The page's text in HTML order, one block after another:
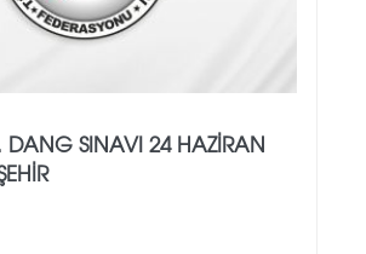
DANG SINAVI 24 HAZİRAN